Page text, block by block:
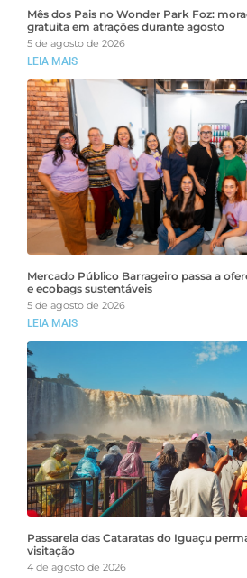
Mês dos Pais no Wonder Park Foz:
gratuita em atrações durante agosto
5 de agosto de 2026
LEIA MAIS
Mercado Público Barrageiro passa a
e ecobags sustentáveis
5 de agosto de 2026
LEIA MAIS
Passarela das Cataratas do Iguaçu
visitação
4 de agosto de 2026